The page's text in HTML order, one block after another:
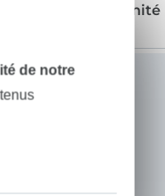
7,97 € / unité
de notre